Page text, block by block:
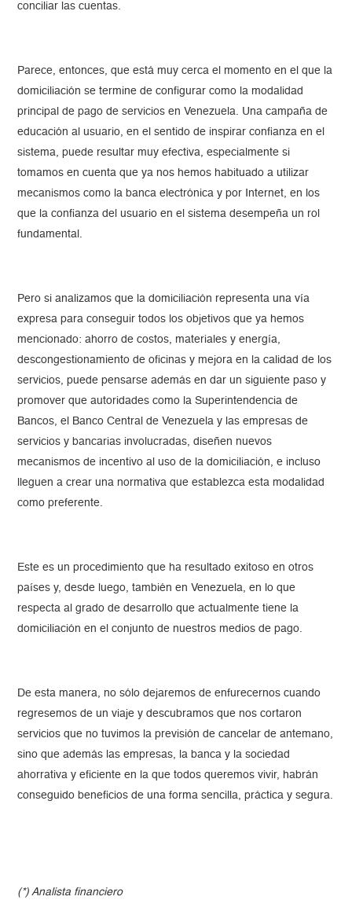
conciliar las cuentas.
Parece, entonces, que está muy cerca el momento en el que la
domiciliación se termine de configurar como la modalidad
principal de pago de servicios en Venezuela. Una campaña de
educación al usuario, en el sentido de inspirar confianza en el
sistema, puede resultar muy efectiva, especialmente si
tomamos en cuenta que ya nos hemos habituado a utilizar
mecanismos como la banca electrónica y por Internet, en los
que la confianza del usuario en el sistema desempeña un rol
fundamental.
Pero si analizamos que la domiciliación representa una vía
expresa para conseguir todos los objetivos que ya hemos
mencionado: ahorro de costos, materiales y energía,
descongestionamiento de oficinas y mejora en la calidad de los
servicios, puede pensarse además en dar un siguiente paso y
promover que autoridades como la Superintendencia de
Bancos, el Banco Central de Venezuela y las empresas de
servicios y bancarias involucradas, diseñen nuevos
mecanismos de incentivo al uso de la domiciliación, e incluso
lleguen a crear una normativa que establezca esta modalidad
como preferente.
Este es un procedimiento que ha resultado exitoso en otros
países y, desde luego, también en Venezuela, en lo que
respecta al grado de desarrollo que actualmente tiene la
domiciliación en el conjunto de nuestros medios de pago.
De esta manera, no sólo dejaremos de enfurecernos cuando
regresemos de un viaje y descubramos que nos cortaron
servicios que no tuvimos la previsión de cancelar de antemano,
sino que además las empresas, la banca y la sociedad
ahorrativa y eficiente en la que todos queremos vivir, habrán
conseguido beneficios de una forma sencilla, práctica y segura.
(*) Analista financiero